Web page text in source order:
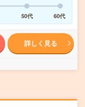
50代 60代
詳しく見る